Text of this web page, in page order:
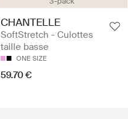
CHANTELLE
SoftStretch - Culottes
taille basse
ONE SIZE
59.70 €